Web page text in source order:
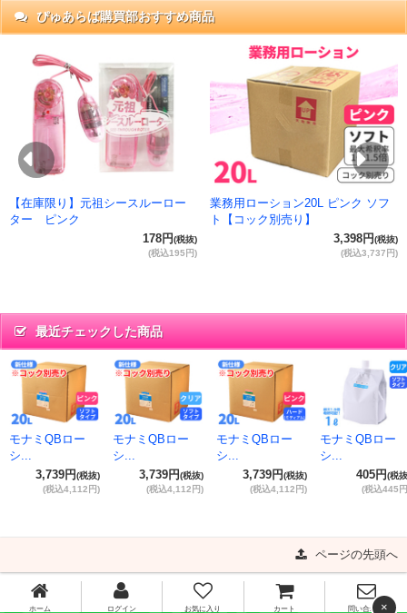
×
ぴゅあらば購買部おすすめ商品
Previous
【在庫限り】元祖シースルーロー
ター ピンク
178円(税抜)
(税込195円)
業務用ローション20L ピンク ソフ
ト【コック別売り】
3,398円(税抜)
(税込3,737円)
最近チェックした商品
モナミQBロー
シ...
3,739円(税抜)
(税込4,112円)
モナミQBロー
シ...
3,739円(税抜)
(税込4,112円)
モナミQBロー
シ...
3,739円(税抜)
(税込4,112円)
モナミQBロー
シ...
405円(税
(税込445
ページの先頭へ
ホーム ログイン お気に入り カート 問い合わせ